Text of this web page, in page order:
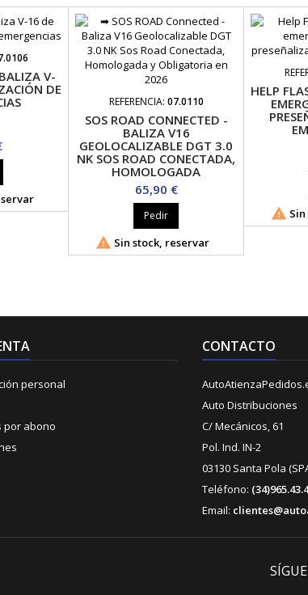
V-
DE
REFERENCIA: 07.0110
SOS ROAD CONNECTED -
BALIZA V16
GEOLOCALIZABLE DGT 3.0
NK SOS ROAD CONECTADA,
HOMOLOGADA
Precio
65,90 €
Pedir
 Sin stock, reservar
HELP

personal
por abono
CONTACTO
Auto Distribuciones
C/ Mecánicos, 61
Pol. Ind. IN-2
03130 Santa Pola
Teléfono:
Email: